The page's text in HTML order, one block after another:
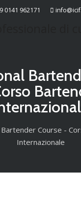
0141 962171
Course -
Internazionale